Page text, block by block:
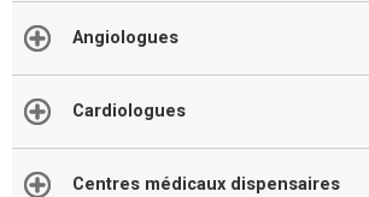
Angiologues
Cardiologues
Centres médicaux dispensaires